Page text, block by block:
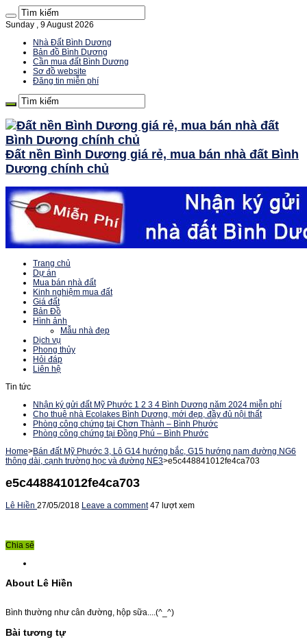
Sunday , 9 August 2026
Nhà Đất Bình Dương
Bản đồ Bình Dương
Cần mua đất Bình Dương
Sơ đồ website
Đăng tin miễn phí
Đất nền Bình Dương giá rẻ, mua bán nhà đất Bình
Dương chính chủ
Trang chủ
Dự án
Mua bán nhà đất
Kinh nghiệm mua đất
Giá đất
Bản Đồ
Hình ảnh
Mẫu nhà đẹp
Dịch vụ
Phong thủy
Hỏi đáp
Liên hệ
Tin tức
Nhận ký gửi đất Mỹ Phước 1 2 3 4 Bình Dương năm 2024 miễn phí
Cho thuê nhà Ecolakes Bình Dương, mới đẹp, đầy đủ nội thất
Phòng công chứng tại Chơn Thành – Bình Phước
Phòng công chứng tại Đồng Phú – Bình Phước
Home>Bán đất Mỹ Phước 3, Lô G14 hướng bắc, G15 hướng nam đường NG6
thông dài, cạnh trường học và đường NE3>e5c448841012fe4ca703
e5c448841012fe4ca703
Lê Hiền 27/05/2018 Leave a comment 47 lượt xem
Chia sẻ
About Lê Hiền
Bình thường như cân đường, hộp sữa....(^_^)
Bài tương tự